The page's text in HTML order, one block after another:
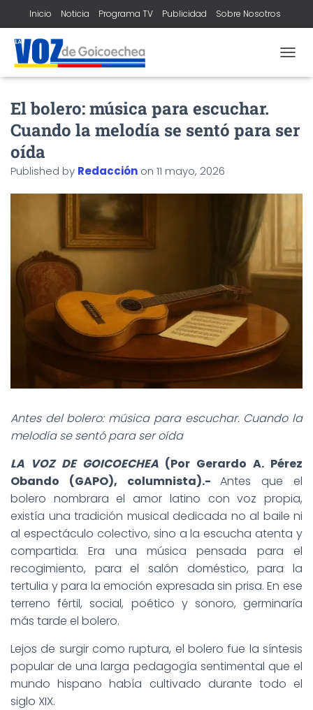
Inicio Noticia Programa TV Publicidad Sobre Nosotros
O
E
G
O
N
El bolero: música para escuchar.
Cuando la melodía se sentó para ser
oída
Published by Redacción on 11 mayo, 2026
Antes del bolero: música para escuchar. Cuando la
melodía se sentó para ser oída
LA VOZ DE GOICOECHEA (Por Gerardo A. Pérez
Obando (GAPO), columnista).-Antes que el
bolero nombrara el amor latino con voz propia,
existía una tradición musical dedicada no al baile ni
al espectáculo colectivo, sino a la escucha atenta y
compartida. Era una música pensada para el
recogimiento, para el salón doméstico, para la
tertulia y para la emoción expresada sin prisa. En ese
terreno fértil, social, poético y sonoro, germinaría
más tarde el bolero.
Lejos de surgir como ruptura, el bolero fue la síntesis
popular de una larga pedagogía sentimental que el
mundo hispano había cultivado durante todo el
siglo XIX.